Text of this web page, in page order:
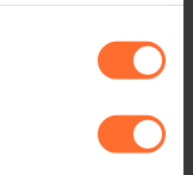
au
des différents
Détails » ci-